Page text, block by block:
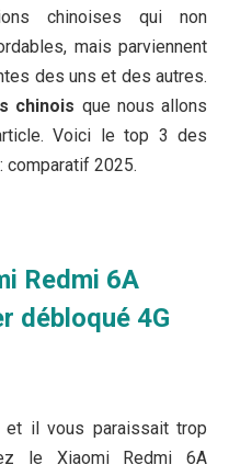
chinoises qui non
mais parviennent
des uns et des autres.
chinois que nous allons
Voici le top 3 des
comparatif 2025.
Redmi 6A
débloqué 4G
et il vous paraissait trop
le Xiaomi Redmi 6A